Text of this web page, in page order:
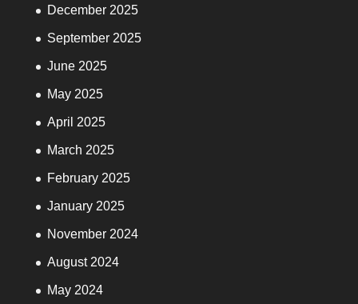
December 2025
September 2025
June 2025
May 2025
April 2025
March 2025
February 2025
January 2025
November 2024
August 2024
May 2024